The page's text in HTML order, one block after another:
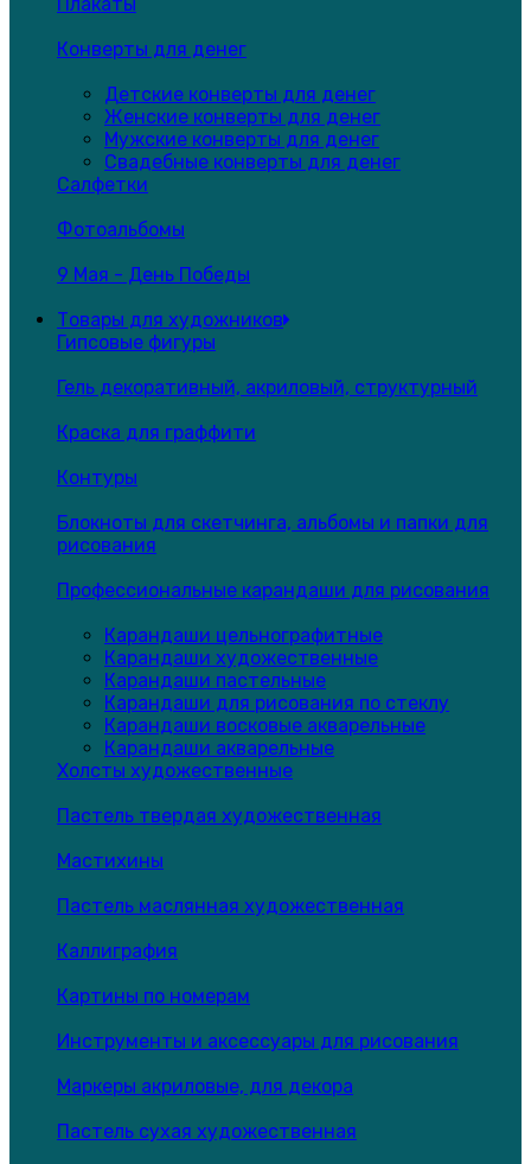
Конверты для денег
Детские конверты для денег
Женские конверты для денег
Мужские конверты для денег
Свадебные конверты для денег
Салфетки
Фотоальбомы
9 Мая - День Победы
Товары для художников
Гипсовые фигуры
Гель декоративный, акриловый, структурный
Краска для граффити
Контуры
Блокноты для скетчинга, альбомы и папки для
рисования
Профессиональные карандаши для рисования
Карандаши цельнографитные
Карандаши художественные
Карандаши пастельные
Карандаши для рисования по стеклу
Карандаши восковые акварельные
Карандаши акварельные
Холсты художественные
Пастель твердая художественная
Мастихины
Пастель маслянная художественная
Каллиграфия
Картины по номерам
Инструменты и аксессуары для рисования
Маркеры акриловые, для декора
Пастель сухая художественная